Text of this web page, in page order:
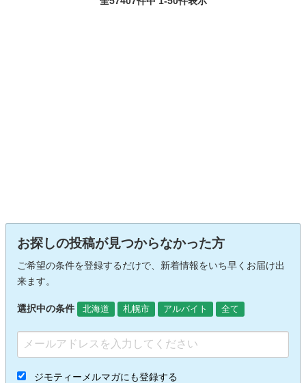
お探しの投稿が見つからなかった方
ご希望の条件を登録するだけで、新着情報をいち早くお届け出
来ます。
選択中の条件 北海道 札幌市 アルバイト 全て
ジモティーメルマガにも登録する